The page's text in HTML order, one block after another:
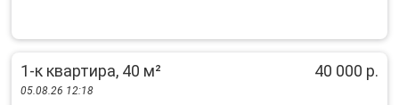
1-к квартира, 40 м² 40 000 р.
05.08.26 12:18